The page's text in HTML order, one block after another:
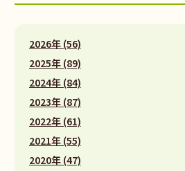
2026年 (56)
2025年 (89)
2024年 (84)
2023年 (87)
2022年 (61)
2021年 (55)
2020年 (47)